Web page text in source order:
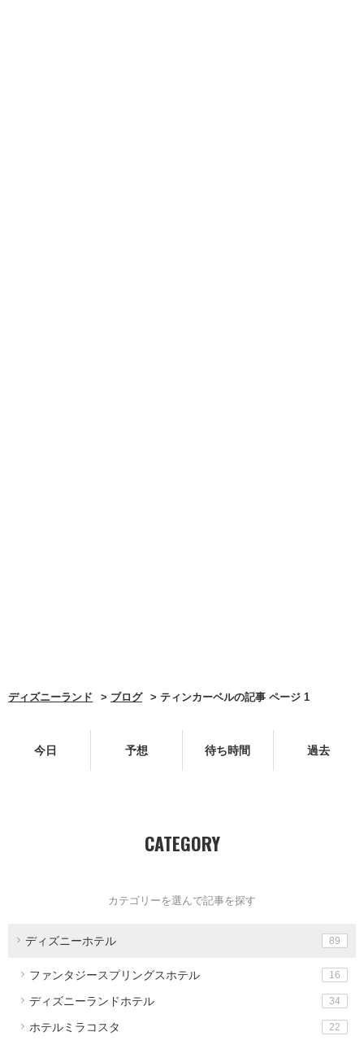
ディズニーランド ブログ ティンカーベルの記事 ページ 1
今日 予想 待ち時間 過去
CATEGORY
カテゴリーを選んで記事を探す
ディズニーホテル 89
ファンタジースプリングスホテル 16
ディズニーランドホテル 34
ホテルミラコスタ 22